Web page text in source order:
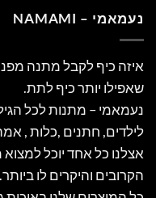
נעמאמי – NAMAMI
איזה כיף לקבל מתנה
שאפילו יותר כיף לתת.
נעמאמי – מתנות לכל
לילדים, חתנים ,כלות ,
אצלנו כל אחד יוכל
הקרובים והיקרים לו ביותר.